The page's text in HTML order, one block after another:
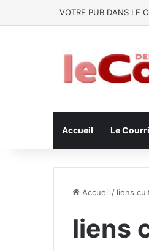
VOTRE PUB DANS LE
Accueil Le
Accueil / liens
liens